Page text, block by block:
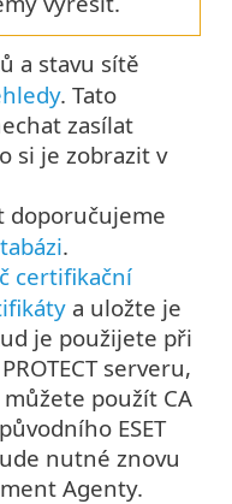
a stavu sítě
. Tato
zasílat
si je zobrazit v
doporučujeme
.
certifikační
a uložte je
je použijete při
serveru,
použít CA
ESET
nutné znovu
Agenty.